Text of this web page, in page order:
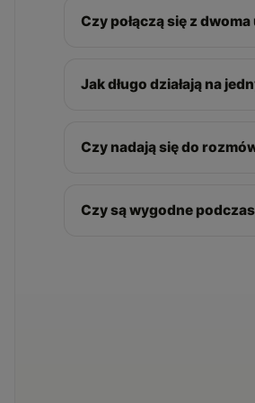
Czy połączą się z
Jak długo działają na
Czy nadają się do
Czy są wygodne